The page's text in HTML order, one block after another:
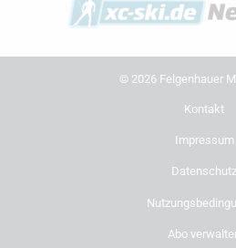
© 2026 Felgenhauer
Kontakt
Impressum
Datenschutz
Abo